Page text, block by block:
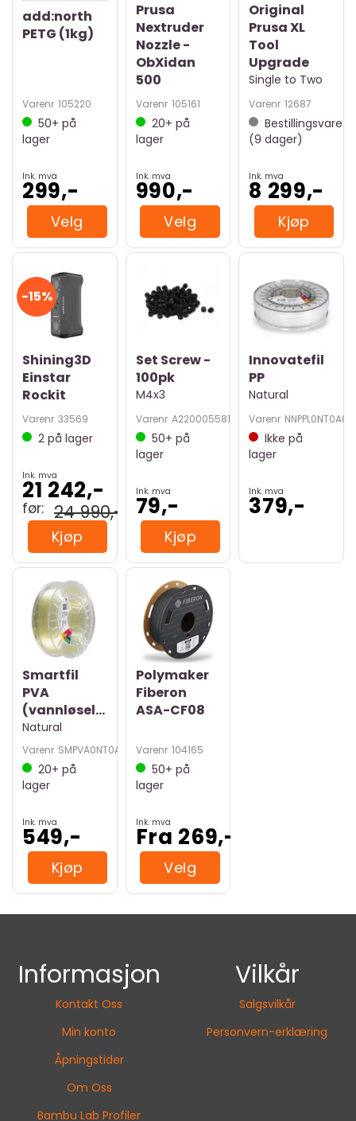
add:north
PETG (1kg)
Varenr 105220
50+ på
lager
Ink. mva
299,-
Velg
Prusa
Nextruder
Nozzle -
ObXidan
500
Varenr 105161
20+ på
lager
Ink. mva
990,-
Velg
Original
Prusa XL
Tool
Upgrade
Single to Two
Varenr 12687
Bestillingsvare
(9 dager)
Ink. mva
8 299,-
Kjøp
15%
Shining3D
Einstar
Rockit
Varenr 33569
2 på lager
Ink. mva
21 242,-
24 990,-
Kjøp
Set Screw -
100pk
M4x3
Varenr A220005581
50+ på
lager
Ink. mva
79,-
Kjøp
Innovatefil
PP
Natural
Varenr
Ikke på
lager
Ink. mva
379,-
Smartfil
PVA
(vannløselig)
Natural
Varenr SMPVA0NT0A075
20+ på
lager
Ink. mva
549,-
Kjøp
Polymaker
Fiberon
ASA-CF08
Varenr 104165
50+ på
lager
Ink. mva
Fra 269,-
Velg
Informasjon
Kontakt Oss
Min konto
Åpningstider
Om Oss
Bambu Lab Profiler
Vilkår
Salgsvilkår
Personvern-erklæring